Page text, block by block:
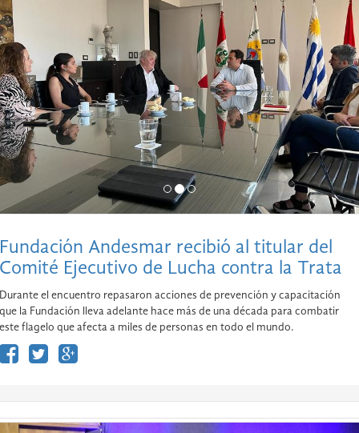
Fundación Andesmar recibió al titular del
Comité Ejecutivo de Lucha contra la Trata
Durante el encuentro repasaron acciones de prevención y capacitación
que la Fundación lleva adelante hace más de una década para combatir
este flagelo que afecta a miles de personas en todo el mundo.